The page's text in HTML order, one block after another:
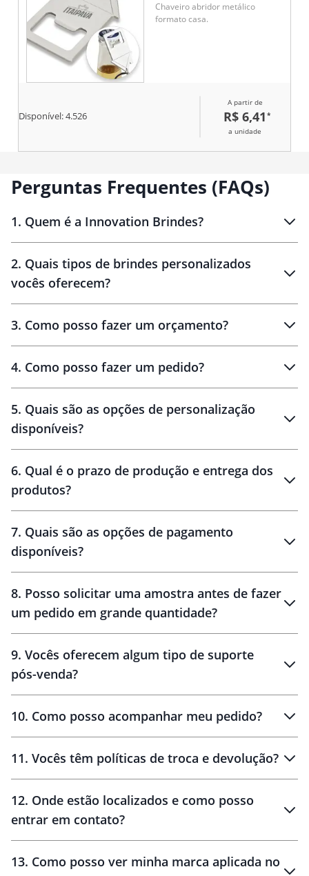
Chaveiro abridor metálico
formato casa.
Disponível:4.526
A partir de
R$ 6,41 *
a unidade
Perguntas Frequentes (FAQs)
1. Quem é a Innovation Brindes?
Brindes personalizados
2. Quais tipos de brindes personalizados
vocês oferecem?
personalizados
3. Como posso fazer um orçamento?
brinde
personalização
4. Como posso fazer um pedido?
amostra virtual
5. Quais são as opções de personalização
disponíveis?
6. Qual é o prazo de produção e entrega dos
produtos?
10 dias
brinde
48 horas
7. Quais são as opções de pagamento
disponíveis?
8. Posso solicitar uma amostra antes de fazer
um pedido em grande quantidade?
amostras
9. Vocês oferecem algum tipo de suporte
pós-venda?
10. Como posso acompanhar meu pedido?
11. Vocês têm políticas de troca e devolução?
30 dias
12. Onde estão localizados e como posso
entrar em contato?
13. Como posso ver minha marca aplicada no